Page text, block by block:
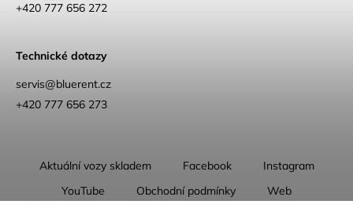
+420 777 656 272
Technické dotazy
servis@bluerent.cz
+420 777 656 273
Aktuální vozy skladem Facebook
Instagram
YouTube
Obchodní podmínky
Web